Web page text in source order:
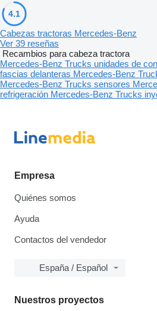
4.1
Cabezas tractoras Mercedes-Benz
Ver 39 reseñas
Recambios para cabeza tractora
Mercedes-Benz Trucks unidades de
fascias delanteras Mercedes-Benz
Mercedes-Benz Trucks sensores
refrigeración Mercedes-Benz Trucks
Empresa
Quiénes somos
Ayuda
Contactos del vendedor
España / Español
Nuestros proyectos